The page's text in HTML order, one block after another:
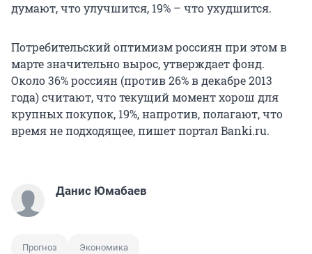
думают, что улучшится, 19% – что ухудшится.
Потребительский оптимизм россиян при этом в
марте значительно вырос, утверждает фонд.
Около 36% россиян (против 26% в декабре 2013
года) считают, что текущий момент хорош для
крупных покупок, 19%, напротив, полагают, что
время не подходящее, пишет портал Banki.ru.
Данис Юмабаев
Прогноз Экономика